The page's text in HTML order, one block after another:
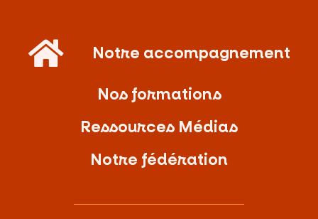
Notre accompagnement
Nos formations
Ressources Médias
Notre fédération